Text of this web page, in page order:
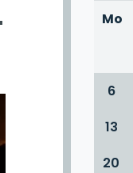
Mo
6
13
20